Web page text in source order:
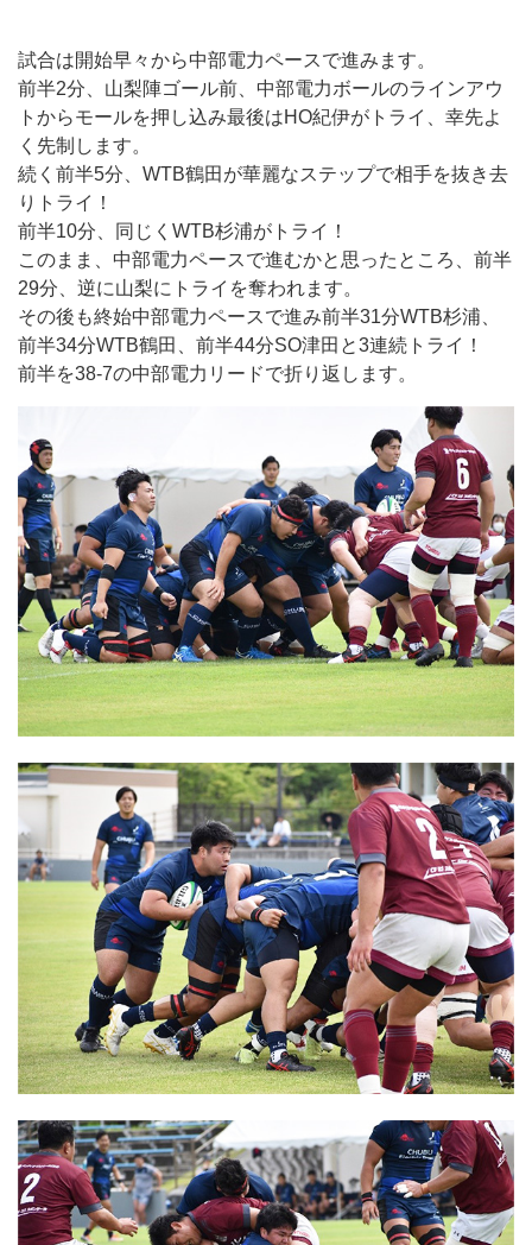
試合は開始早々から中部電力ペースで進みます。
前半2分、山梨陣ゴール前、中部電力ボールのラインアウ
トからモールを押し込み最後はHO紀伊がトライ、幸先よ
く先制します。
続く前半5分、WTB鶴田が華麗なステップで相手を抜き去
りトライ！
前半10分、同じくWTB杉浦がトライ！
このまま、中部電力ペースで進むかと思ったところ、前半
29分、逆に山梨にトライを奪われます。
その後も終始中部電力ペースで進み前半31分WTB杉浦、
前半34分WTB鶴田、前半44分SO津田と3連続トライ！
前半を38-7の中部電力リードで折り返します。